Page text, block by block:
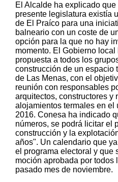
El Alcalde ha explicado
presente legislatura existía
de El Praíco para una
balneario con un coste de
opción para la que no hay
momento. El Gobierno
propuesta a todos los
construcción de un espacio
de Las Menas, con el
reunión con responsables
arquitectos, constructores y
alojamientos termales en el
2016. Conesa ha indicado
números, se podrá licitar el
construcción y la
años". Un calendario que
el programa electoral y que
moción aprobada por todos
pasado mes de noviembre.